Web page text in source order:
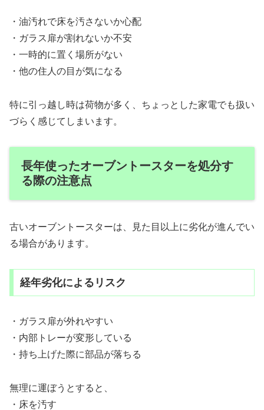
・油汚れで床を汚さないか心配
・ガラス扉が割れないか不安
・一時的に置く場所がない
・他の住人の目が気になる
特に引っ越し時は荷物が多く、ちょっとした家電でも扱い
づらく感じてしまいます。
長年使ったオーブントースターを処分す
る際の注意点
古いオーブントースターは、見た目以上に劣化が進んでい
る場合があります。
経年劣化によるリスク
・ガラス扉が外れやすい
・内部トレーが変形している
・持ち上げた際に部品が落ちる
無理に運ぼうとすると、
・床を汚す